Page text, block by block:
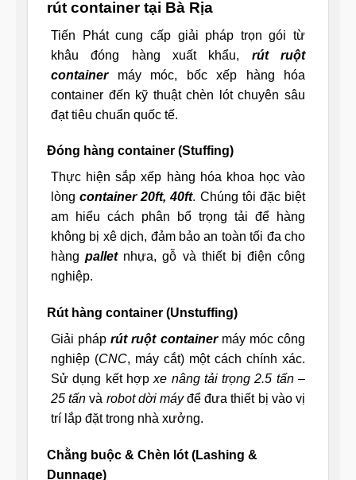
rút container tại Bà Rịa
Tiến Phát cung cấp giải pháp trọn gói từ
khâu đóng hàng xuất khẩu, rút ruột
containermáy móc, bốc xếp hàng hóa
container đến kỹ thuật chèn lót chuyên sâu
đạt tiêu chuẩn quốc tế.
Đóng hàng container (Stuffing)
Thực hiện sắp xếp hàng hóa khoa học vào
lòngcontainer 20ft, 40ft. Chúng tôi đặc biệt
am hiểu cách phân bổ trọng tải để hàng
không bị xê dịch, đảm bảo an toàn tối đa cho
hàngpalletnhựa, gỗ và thiết bị điện công
nghiệp.
Rút hàng container (Unstuffing)
Giải pháprút ruột containermáy móc công
nghiệp (CNC, máy cắt) một cách chính xác.
Sử dụng kết hợpxe nâng tải trọng 2.5 tấn –
25 tấn và robot dời máyđể đưa thiết bị vào vị
trí lắp đặt trong nhà xưởng.
Chằng buộc & Chèn lót (Lashing &
Dunnage)